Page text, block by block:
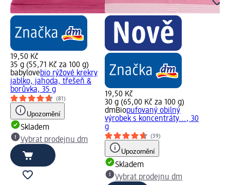
19,50 Kč
35 g (55,71 Kč za 100 g)
babylovebio rýžové krekry
jablko, jahoda, třešeň &
borůvka, 35 g
(81)
Upozornění
Skladem
Vybrat prodejnu dm
19,50 Kč
30 g (65,00 Kč za 100 g)
dmBiopufovaný obilný
výrobek s koncentráty..., 30
g
(39)
Upozornění
Skladem
Vybrat prodejnu dm